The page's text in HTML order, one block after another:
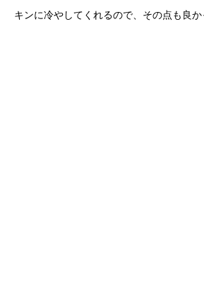
キンに冷やしてくれるので、その点も良か